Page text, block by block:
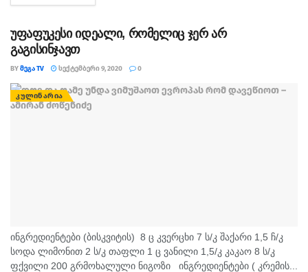
უფაფუკესი იდეალი, რომელიც ჯერ არ
გაგისინჯავთ
BYᲛᲔᲒᲐ TV ᲡᲔᲥᲢᲔᲛᲑᲔᲠᲘ 9, 2020 0
ᲙᲣᲚᲘᲜᲐᲠᲘᲐ
ინგრედიენტები (ბისკვიტის) 8 ც კვერცხი 7 ს/კ შაქარი 1,5 ჩ/კ
სოდა ლიმონით 2 ს/კ თაფლი 1 ც ვანილი 1,5/კ კაკაო 8 ს/კ
ფქვილი 200 გრმოხალული ნიგოზი ინგრედიენტები ( კრემის...